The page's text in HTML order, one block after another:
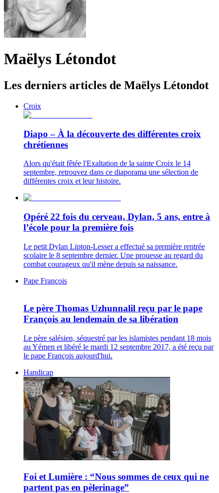
Maëlys Létondot
Les derniers articles de Maëlys Létondot
Croix
Diapo – À la découverte des différentes croix
chrétiennes
Alors qu'était fêtée l'Exaltation de la sainte Croix le 14
septembre, retrouvez dans ce diaporama une sélection de
différentes croix et leur histoire.
Opéré 22 fois du cerveau, Dylan, 5 ans, entre à
l’école pour la première fois
Le petit Dylan Lipton-Lesser a effectué sa première rentrée
scolaire le 8 septembre dernier. Une prouesse au regard du
combat courageux qu'il mène depuis sa naissance.
Pape François
Le père Thomas Uzhunnalil reçu par le pape
François au lendemain de sa libération
Le père salésien, séquestré par les islamistes pendant 18 mois
au Yémen et libéré le mardi 12 septembre 2017, a été reçu par
le pape François aujourd'hui.
Handicap
Foi et Lumière : “Nous sommes de ceux qui ne
partent pas en pèlerinage”